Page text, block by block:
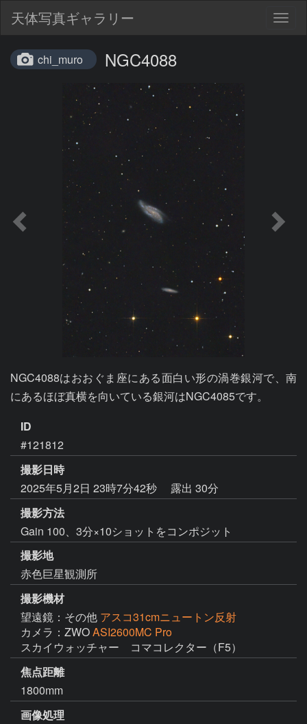
天体写真ギャラリー
chi_muro NGC4088
NGC4088はおおぐま座にある面白い形の渦巻銀河で、南
にあるほぼ真横を向いている銀河はNGC4085です。
ID
#121812
撮影日時
2025年5月2日 23時7分42秒
露出 30分
撮影方法
Gain 100、3分×10ショットをコンポジット
撮影地
赤色巨星観測所
撮影機材
望遠鏡：その他 アスコ31cmニュートン反射
カメラ：ZWOASI2600MC Pro
スカイウォッチャー　コマコレクター（F5）
焦点距離
1800mm
画像処理